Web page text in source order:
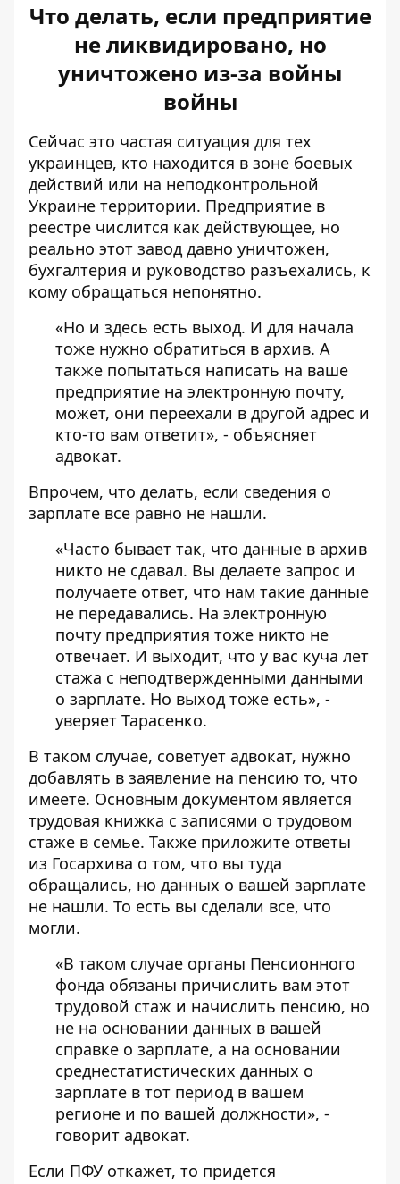
Что делать, если предприятие
не ликвидировано, но
уничтожено из-за войны
войны
Сейчас это частая ситуация для тех
украинцев, кто находится в зоне боевых
действий или на неподконтрольной
Украине территории. Предприятие в
реестре числится как действующее, но
реально этот завод давно уничтожен,
бухгалтерия и руководство разъехались, к
кому обращаться непонятно.
«Но и здесь есть выход. И для начала
тоже нужно обратиться в архив. А
также попытаться написать на ваше
предприятие на электронную почту,
может, они переехали в другой адрес и
кто-то вам ответит», - объясняет
адвокат.
Впрочем, что делать, если сведения о
зарплате все равно не нашли.
«Часто бывает так, что данные в архив
никто не сдавал. Вы делаете запрос и
получаете ответ, что нам такие данные
не передавались. На электронную
почту предприятия тоже никто не
отвечает. И выходит, что у вас куча лет
стажа с неподтвержденными данными
о зарплате. Но выход тоже есть», -
уверяет Тарасенко.
В таком случае, советует адвокат, нужно
добавлять в заявление на пенсию то, что
имеете. Основным документом является
трудовая книжка с записями о трудовом
стаже в семье. Также приложите ответы
из Госархива о том, что вы туда
обращались, но данных о вашей зарплате
не нашли. То есть вы сделали все, что
могли.
«В таком случае органы Пенсионного
фонда обязаны причислить вам этот
трудовой стаж и начислить пенсию, но
не на основании данных в вашей
справке о зарплате, а на основании
среднестатистических данных о
зарплате в тот период в вашем
регионе и по вашей должности», -
говорит адвокат.
Если ПФУ откажет, то придется